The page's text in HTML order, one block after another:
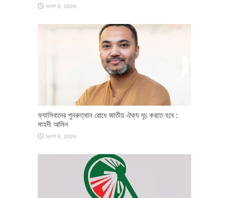
আগস্ট 6, 2026
ফ্যাসিবাদের পুনরুত্থান রোধে জাতীয় ঐক্য দৃঢ় করতে হবে :
মাহদী আমিন
আগস্ট 6, 2026